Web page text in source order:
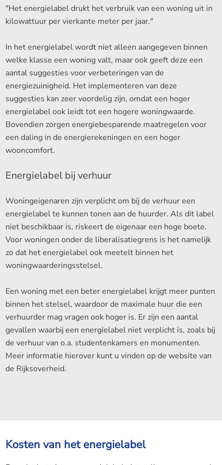
"Het energielabel drukt het verbruik van een woning uit in
kilowattuur per vierkante meter per jaar."
In het energielabel wordt niet alleen aangegeven binnen
welke klasse een woning valt, maar ook geeft deze een
aantal suggesties voor verbeteringen van de
energiezuinigheid. Het implementeren van deze
suggesties kan zeer voordelig zijn, omdat een hoger
energielabel ook leidt tot een hogere woningwaarde.
Bovendien zorgen energiebesparende maatregelen voor
een daling in de energierekeningen en een hoger
wooncomfort.
Energielabel bij verhuur
Woningeigenaren zijn verplicht om bij de verhuur een
energielabel te kunnen tonen aan de huurder. Als dit label
niet beschikbaar is, riskeert de eigenaar een hoge boete.
Voor woningen onder de liberalisatiegrens is het namelijk
zo dat het energielabel ook meetelt binnen het
woningwaarderingsstelsel.
Een woning met een beter energielabel krijgt meer punten
binnen het stelsel, waardoor de maximale huur die een
verhuurder mag vragen ook hoger is. Er zijn een aantal
gevallen waarbij een energielabel niet verplicht is, zoals bij
de verhuur van o.a. studentenkamers en monumenten.
Meer informatie hierover kunt u vinden op de website van
de Rijksoverheid.
Kosten van het energielabel